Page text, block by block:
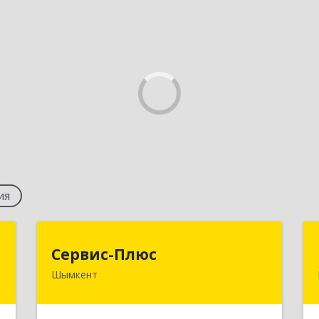
Сервис-Плюс
ШымкентКАЗАХСТАН, 160012, г.Шымкент,